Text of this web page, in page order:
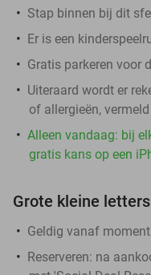
Stap binnen bij dit
Er is een
Gratis parkeren voor
​Uiteraard wordt er
of allergieën,
Alleen vandaag: bij
gratis kans op een
Grote kleine letters
Geldig vanaf
Reserveren: na